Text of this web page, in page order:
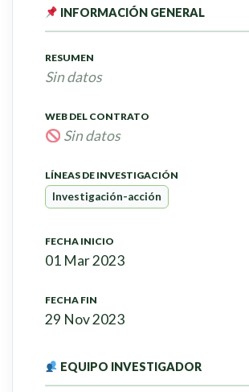
INFORMACIÓN GENERAL
RESUMEN
Sin datos
WEB DEL CONTRATO
Sin datos
LÍNEAS DE INVESTIGACIÓN
Investigación-acción
FECHA INICIO
01 Mar 2023
FECHA FIN
29 Nov 2023
EQUIPO INVESTIGADOR